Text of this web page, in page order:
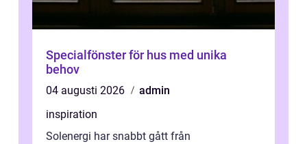
Specialfönster för hus med unika
behov
04 augusti 2026
admin
inspiration
Solenergi har snabbt gått från